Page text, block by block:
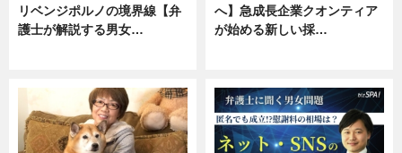
リベンジポルノの境界線【弁
護士が解説する男女…
へ】急成長企業クオンティア
が始める新しい採…